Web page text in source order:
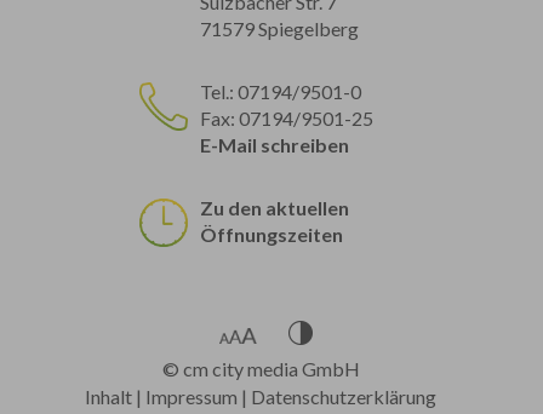
71579 Spiegelberg
Tel.: 07194/9501-0
Fax: 07194/9501-25
E-Mail schreiben
Zu den aktuellen
Öffnungszeiten
© cm city media GmbH
Inhalt | Impressum | Datenschutzerklärung